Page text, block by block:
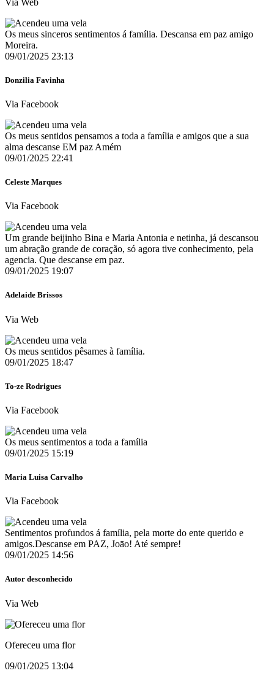
Os meus sinceros sentimentos á família. Descansa em paz amigo
Moreira.
09/01/2025 23:13
Donzilia Favinha
Via Facebook
Os meus sentidos pensamos a toda a família e amigos que a sua
alma descanse EM paz Amém
09/01/2025 22:41
Celeste Marques
Via Facebook
Um grande beijinho Bina e Maria Antonia e netinha, já descansou
um abração grande de coração, só agora tive conhecimento, pela
agencia. Que descanse em paz.
09/01/2025 19:07
Adelaide Brissos
Via Web
Os meus sentidos pêsames à família.
09/01/2025 18:47
To-ze Rodrigues
Via Facebook
Os meus sentimentos a toda a família
09/01/2025 15:19
Maria Luisa Carvalho
Via Facebook
Sentimentos profundos á família, pela morte do ente querido e
amigos.Descanse em PAZ, Joāo! Até sempre!
09/01/2025 14:56
Autor desconhecido
Via Web
Ofereceu uma flor
09/01/2025 13:04